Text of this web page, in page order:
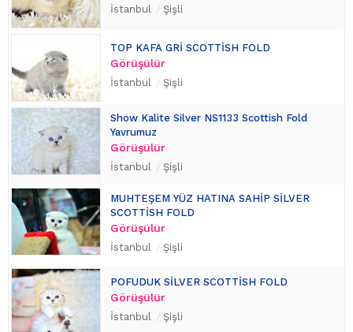
İstanbul Şişli
TOP KAFA GRİ SCOTTİSH FOLD
Görüşülür
İstanbul Şişli
Show Kalite Silver NS1133 Scottish Fold
Yavrumuz
Görüşülür
İstanbul Şişli
MUHTEŞEM YÜZ HATINA SAHİP SİLVER
SCOTTİSH FOLD
Görüşülür
İstanbul Şişli
POFUDUK SİLVER SCOTTİSH FOLD
Görüşülür
İstanbul Şişli